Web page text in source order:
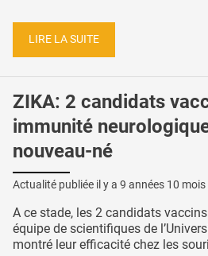
LIRE LA SUITE
ZIKA: 2 candidats
immunité
nouveau-né
Actualité publiée il y a 9 années 10 mois
A ce stade, les 2 candidats
équipe de scientifiques de
montré leur efficacité chez les